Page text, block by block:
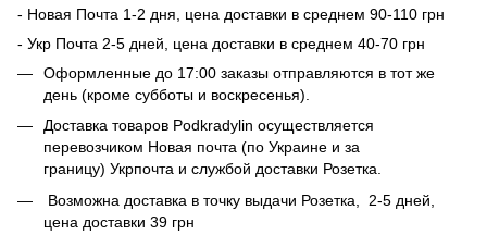
- Новая Почта 1-2 дня, цена доставки в среднем 90-110 грн
- Укр Почта 2-5 дней, цена доставки в среднем 40-70 грн
Оформленные до 17:00 заказы отправляются в тот же
день (кроме субботы и воскресенья).
Доставка товаров Podkradylin осуществляется
перевозчиком Новая почта (по Украине и за
границу) Укрпочта и службой доставки Розетка.
Возможна доставка в точку выдачи Розетка, 2-5 дней,
цена доставки 39 грн